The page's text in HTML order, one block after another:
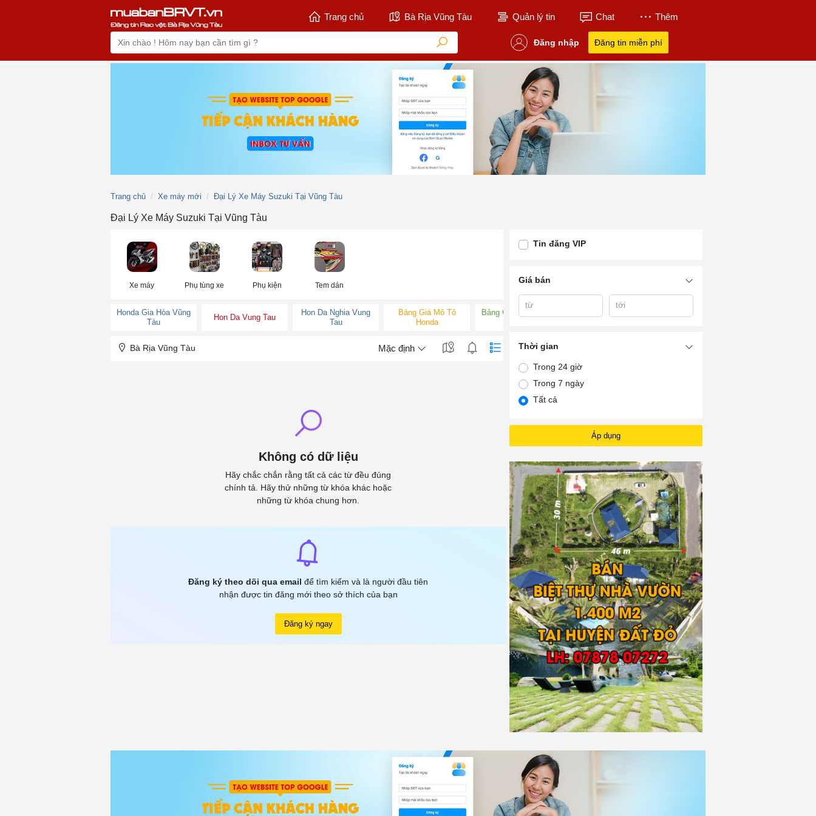
Trang chủ Bà Rịa Vũng Tàu Quản lý tin Chat Thêm
Đăng nhập Đăng tin miễn phí
Trang chủ Xe máy mới Đại Lý Xe Máy Suzuki Tại Vũng Tàu
Đại Lý Xe Máy Suzuki Tại Vũng Tàu
Xe máy Phụ tùng xe Phụ kiện Tem dán
Honda Gia Hòa Vũng
Tàu
Hon Da Vung Tau
Hon Da Nghia Vung
Tau
Bảng Giá Mô Tô
Honda
Bảng Giá Honda Tân
Bà Rịa Vũng Tàu Mặc định
Không có dữ liệu
Hãy chắc chắn rằng tất cả các từ đều đúng
chính tả. Hãy thử những từ khóa khác hoặc
những từ khóa chung hơn.
Đăng ký theo dõi qua email để tìm kiếm và là người đầu tiên
nhận được tin đăng mới theo sở thích của bạn
Đăng ký ngay
Tin đăng VIP
Giá bán
từ tới
Thời gian
Trong 24 giờ
Trong 7 ngày
Tất cả
Áp dụng